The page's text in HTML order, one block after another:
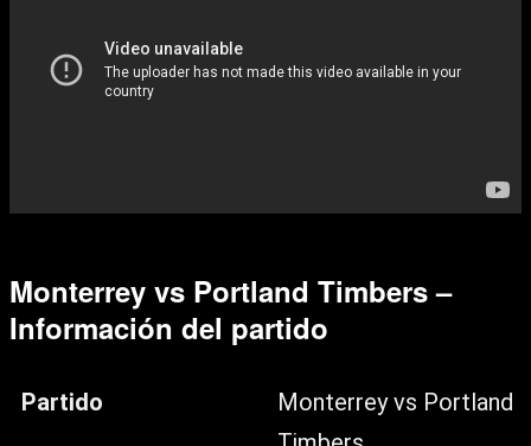
Monterrey vs Portland Timbers –
Información del partido
Partido
Monterrey vs Portland